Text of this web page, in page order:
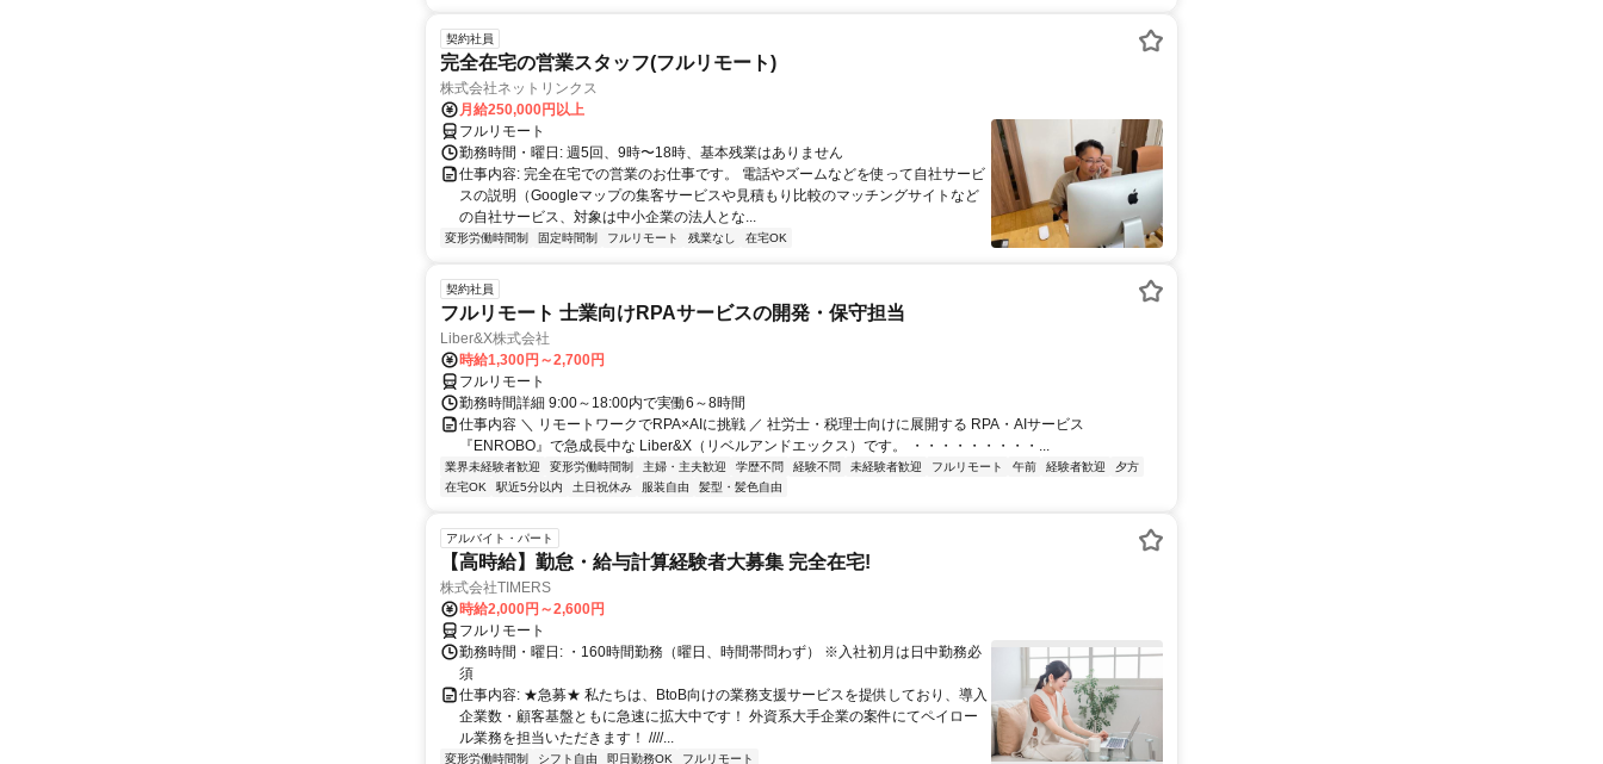
契約社員
完全在宅の営業スタッフ(フルリモート)
株式会社ネットリンクス
月給250,000円以上
フルリモート
勤務時間・曜日: 週5回、9時〜18時、基本残業はありません
仕事内容: 完全在宅での営業のお仕事です。 電話やズームなどを使って自社サービ
スの説明（Googleマップの集客サービスや見積もり比較のマッチングサイトなど
の自社サービス、対象は中小企業の法人とな...
変形労働時間制 固定時間制 フルリモート 残業なし 在宅OK
契約社員
フルリモート 士業向けRPAサービスの開発・保守担当
Liber&X株式会社
時給1,300円～2,700円
フルリモート
勤務時間詳細 9:00～18:00内で実働6～8時間
仕事内容 ＼ リモートワークでRPA×AIに挑戦 ／ 社労士・税理士向けに展開する RPA・AIサービス
『ENROBO』で急成長中な Liber&X（リベルアンドエックス）です。 ・・・・・・・・・...
業界未経験者歓迎 変形労働時間制 主婦・主夫歓迎 学歴不問 経験不問 未経験者歓迎 フルリモート 午前 経験者歓迎
夕方
在宅OK
駅近5分以内 土日祝休み 服装自由 髪型・髪色自由
アルバイト・パート
【高時給】勤怠・給与計算経験者大募集 完全在宅!
株式会社TIMERS
時給2,000円～2,600円
フルリモート
勤務時間・曜日: ・160時間勤務（曜日、時間帯問わず） ※入社初月は日中勤務必
須
仕事内容: ★急募★ 私たちは、BtoB向けの業務支援サービスを提供しており、導入
企業数・顧客基盤ともに急速に拡大中です！ 外資系大手企業の案件にてペイロー
ル業務を担当いただきます！ ////...
変形労働時間制 シフト自由 即日勤務OK フルリモート